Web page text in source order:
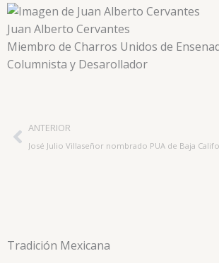
Juan Alberto Cervantes
Miembro de Charros Unidos de
Columnista y Desarollador
AntANTERIOR
José Julio Villaseñor nombrado PUA de Baja
Tradición Mexicana